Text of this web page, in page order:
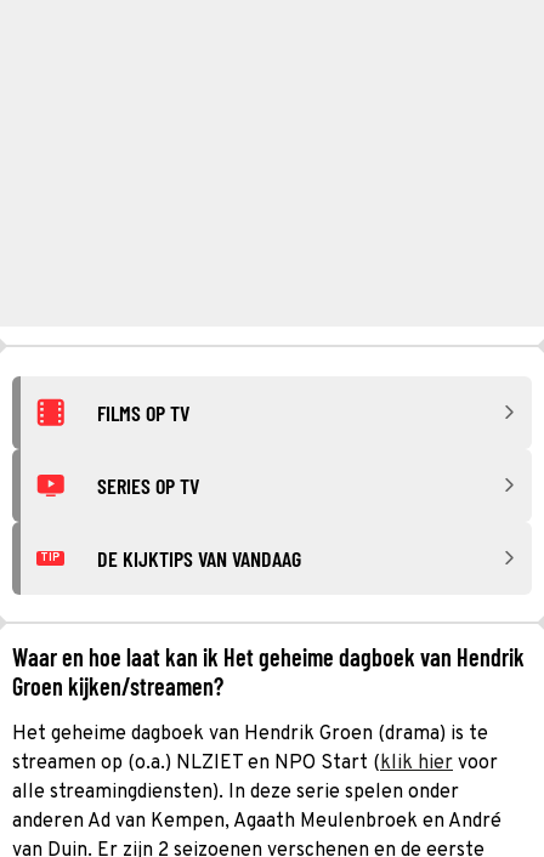
FILMS OP TV
SERIES OP TV
TIP DE KIJKTIPS VAN VANDAAG
Waar en hoe laat kan ik Het geheime dagboek van Hendrik
Groen kijken/streamen?
Het geheime dagboek van Hendrik Groen (drama) is te
streamen op (o.a.) NLZIET en NPO Start (klik hier voor
alle streamingdiensten). In deze serie spelen onder
anderen Ad van Kempen, Agaath Meulenbroek en André
van Duin. Er zijn 2 seizoenen verschenen en de eerste